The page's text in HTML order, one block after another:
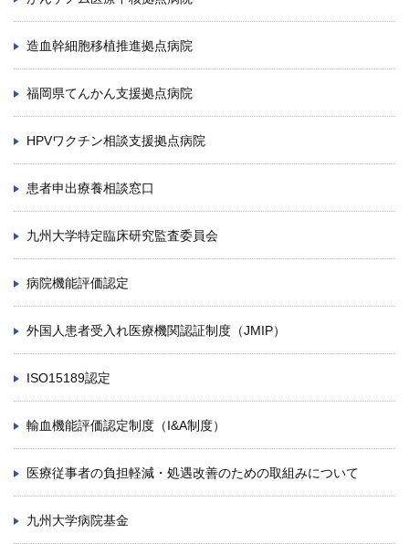
造血幹細胞移植推進拠点病院
福岡県てんかん支援拠点病院
HPVワクチン相談支援拠点病院
患者申出療養相談窓口
九州大学特定臨床研究監査委員会
病院機能評価認定
外国人患者受入れ医療機関認証制度（JMIP）
ISO15189認定
輸血機能評価認定制度（I&A制度）
医療従事者の負担軽減・処遇改善のための取組みについて
九州大学病院基金